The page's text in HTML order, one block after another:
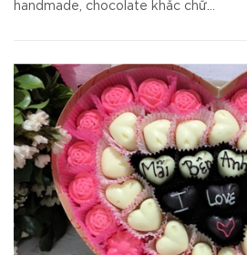
handmade, chocolate khắc chữ...